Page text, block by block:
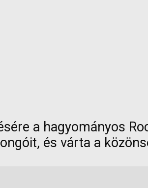
a hagyományos
és várta a